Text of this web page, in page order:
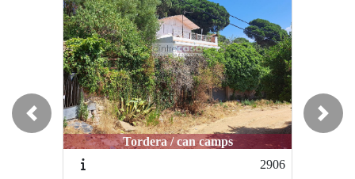
Tordera / can campsTordera / centro
2566
Previous Next